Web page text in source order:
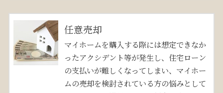
任意売却
マイホームを購入する際には想定できなか
ったアクシデント等が発生し、住宅ローン
の支払いが難しくなってしまい、マイホー
ムの売却を検討されている方の悩みとして